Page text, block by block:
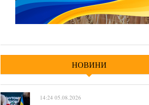
НОВИНИ
14:24 05.08.2026